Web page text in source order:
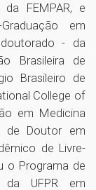
FEMPAR, e
em
- da
Brasileira de
Brasileiro de
College of
em Medicina
de Doutor em
de Livre-
o Programa de
da UFPR em